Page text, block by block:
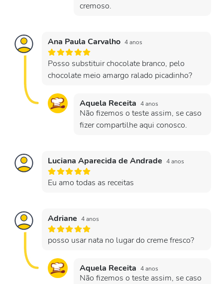
cremoso.
Ana Paula Carvalho 4 anos
Posso substituir chocolate branco, pelo
chocolate meio amargo ralado picadinho?
Aquela Receita 4 anos
Não fizemos o teste assim, se caso
fizer compartilhe aqui conosco.
Luciana Aparecida de Andrade 4 anos
Eu amo todas as receitas
Adriane 4 anos
posso usar nata no lugar do creme fresco?
Aquela Receita 4 anos
Não fizemos o teste assim, se caso